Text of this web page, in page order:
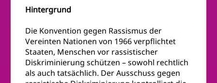
Hintergrund
Die Konvention gegen Rassismus der
Vereinten Nationen von 1966 verpflichtet
Staaten, Menschen vor rassistischer
Diskriminierung schützen – sowohl rechtlich
als auch tatsächlich. Der Ausschuss gegen